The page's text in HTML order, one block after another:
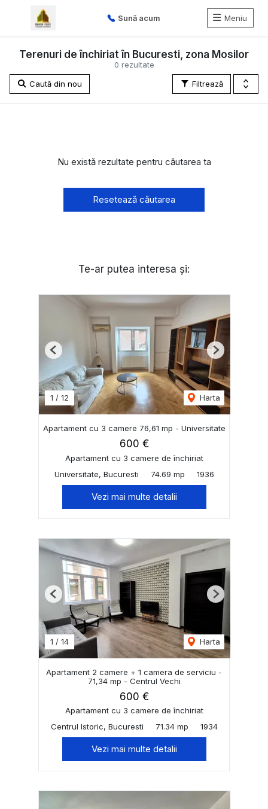
Sună acum Meniu
0 rezultate
Terenuri de închiriat în Bucuresti, zona Mosilor
Filtrează
Caută din nou
Nu există rezultate pentru căutarea ta
Resetează căutarea
Te-ar putea interesa și:
1 / 12 Harta
Previous Next
Apartament cu 3 camere 76,61 mp - Universitate
600 €
Apartament cu 3 camere de închiriat
Universitate, Bucuresti
74.69 mp 1936
Vezi mai multe detalii
1 / 14 Harta
Previous Next
Apartament 2 camere + 1 camera de serviciu -
71,34 mp - Centrul Vechi
600 €
Apartament cu 3 camere de închiriat
Centrul Istoric, Bucuresti
71.34 mp 1934
Vezi mai multe detalii